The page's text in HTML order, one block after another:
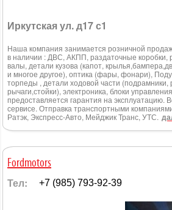
Иркутская ул. д17 с1
Наша компания занимается розничной
в наличии : ДВС, АКПП, раздаточные коробки, редуктора, приводные
валы, детали кузова (капот,
и многое другое), оптика (фары, фонари),
торпеды , детали ходовой части (подрамники,
рычаги,стойки), электроника, блоки
предоставляется гарантия на эксплуатацию. Возможна установка в
сервисе. Отправка транспортными
Ратэк, Экспресс-Авто, Мейджик Транс, УТС.
Fordmotors
Тел: +7 (985) 793-92-39